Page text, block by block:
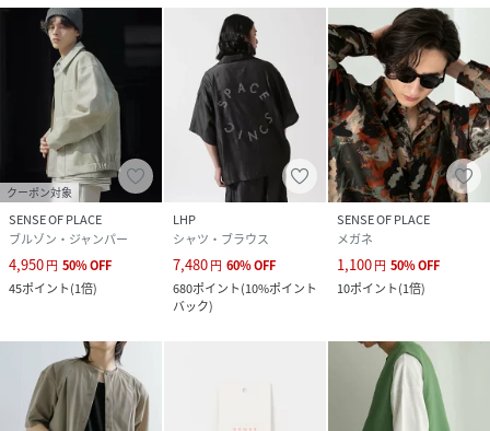
クーポン対象
SENSE OF PLACE
ブルゾン・ジャンパー
4,950円 50%OFF
45ポイント(1倍)
LHP
シャツ・ブラウス
7,480円 60%OFF
680ポイント(10%ポイント
バック)
SENSE OF PLACE
メガネ
1,100円 50%OFF
10ポイント(1倍)